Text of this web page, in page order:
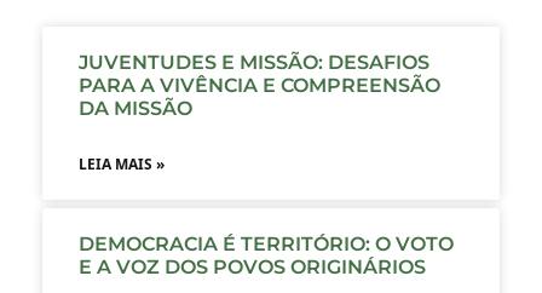
JUVENTUDES E MISSÃO: DESAFIOS
PARA A VIVÊNCIA E COMPREENSÃO
DA MISSÃO
LEIA MAIS »
DEMOCRACIA É TERRITÓRIO: O VOTO
E A VOZ DOS POVOS ORIGINÁRIOS